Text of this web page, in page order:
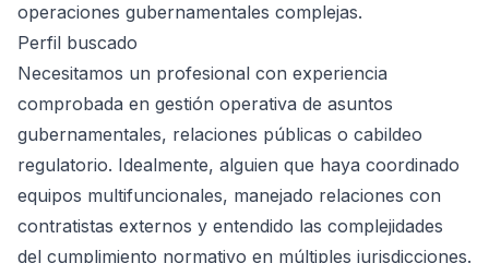
operaciones gubernamentales complejas.
Perfil buscado
Necesitamos un profesional con experiencia
comprobada en gestión operativa de asuntos
gubernamentales, relaciones públicas o cabildeo
regulatorio. Idealmente, alguien que haya coordinado
equipos multifuncionales, manejado relaciones con
contratistas externos y entendido las complejidades
del cumplimiento normativo en múltiples jurisdicciones.